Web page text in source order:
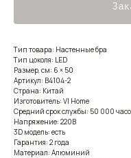
Тип товара: Настенные бра
Тип цоколя: LED
Размер, см: 6 × 50
Артикул: B4104-2
Страна: Китай
Изготовитель: VI Home
Средний срок службы: 50 000
Напряжение: 220В
3D модель: есть
Гарантия: 2 года
Материал: Алюминий